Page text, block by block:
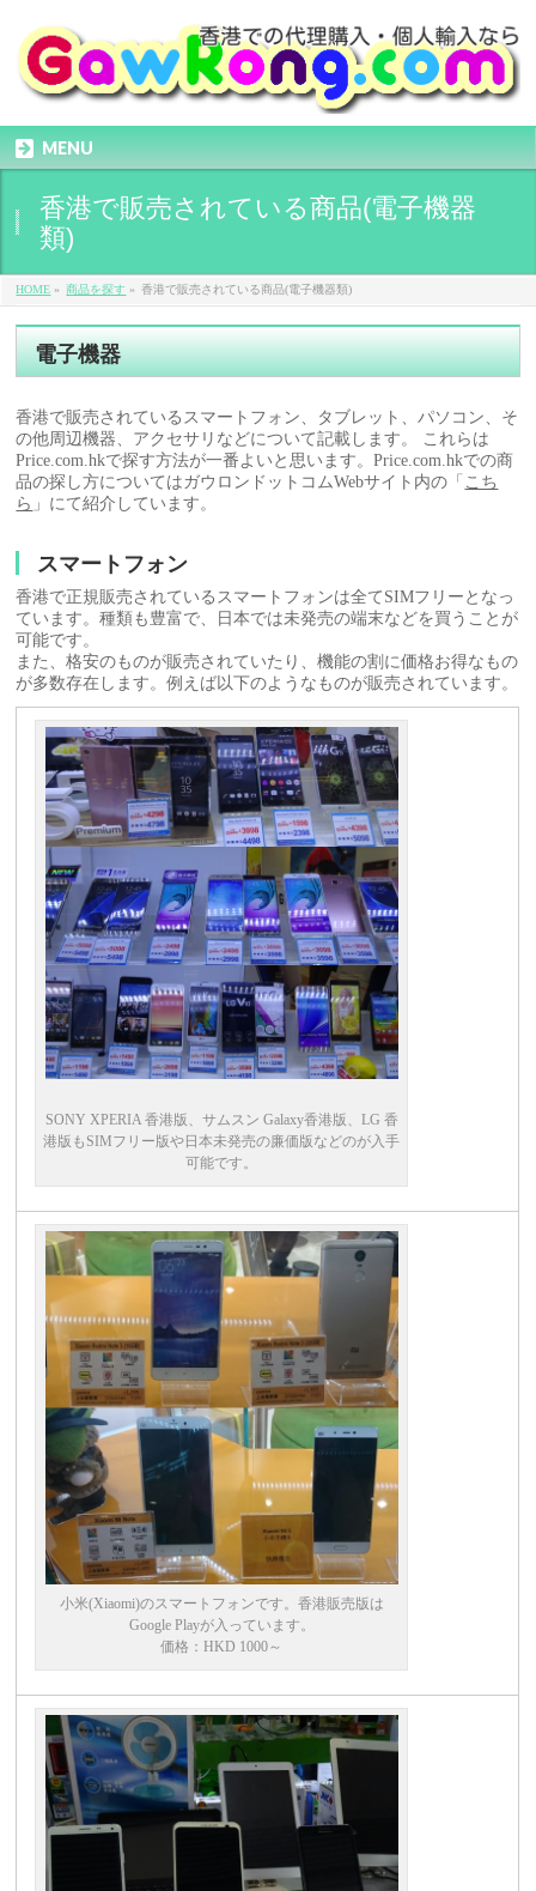
MENU
香港で販売されている商品(電子機器
類)
HOME » 商品を探す » 香港で販売されている商品(電子機器類)
電子機器
香港で販売されているスマートフォン、タブレット、パソコン、そ
の他周辺機器、アクセサリなどについて記載します。 これらは
Price.com.hkで探す方法が一番よいと思います。Price.com.hkでの商
品の探し方についてはガウロンドットコムWebサイト内の「 こち
ら 」にて紹介しています。
スマートフォン
香港で正規販売されているスマートフォンは全てSIMフリーとなっ
ています。種類も豊富で、日本では未発売の端末などを買うことが
可能です。
また、格安のものが販売されていたり、機能の割に価格お得なもの
が多数存在します。例えば以下のようなものが販売されています。
SONY XPERIA 香港版、サムスン Galaxy香港版、LG 香
港版もSIMフリー版や日本未発売の廉価版などのが入手
可能です。
小米(Xiaomi)のスマートフォンです。香港販売版は
Google Playが入っています。
価格：HKD 1000～